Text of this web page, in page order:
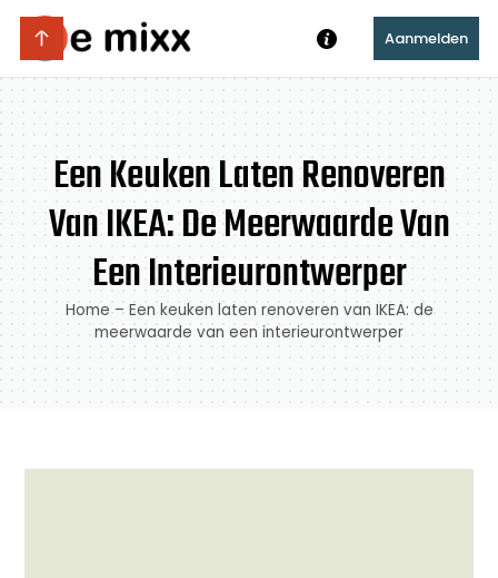
Aanmelden
Een Keuken Laten Renoveren
Van IKEA: De Meerwaarde Van
Een Interieurontwerper
Home – Een keuken laten renoveren van IKEA: de
meerwaarde van een interieurontwerper